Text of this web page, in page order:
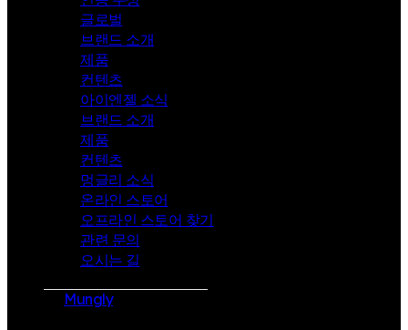
글로벌
브랜드 소개
제품
컨텐츠
아이엔젤 소식
브랜드 소개
제품
컨텐츠
멍글리 소식
온라인 스토어
오프라인 스토어 찾기
관련 문의
오시는 길
Mungly